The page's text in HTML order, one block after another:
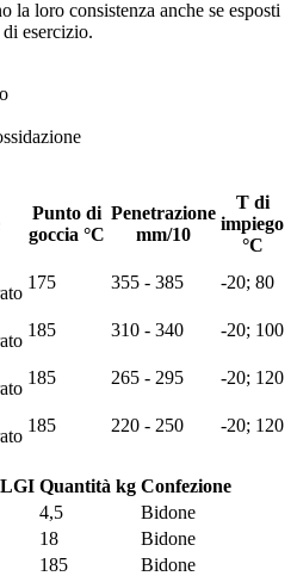
la loro consistenza anche se esposti
esercizio.
Punto di
goccia °C
Penetrazione
mm/10
T di
impiego
°C
175 355 - 385 -20; 80
185 310 - 340 -20; 100
185 265 - 295 -20; 120
185 220 - 250
-20; 120
Quantità kg Confezione
4,5
Bidone
18
Bidone
185
Bidone